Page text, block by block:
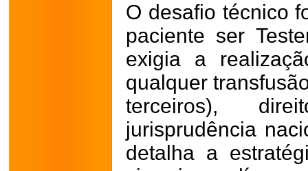
O desafio técnico
paciente ser
exigia a
qualquer
terceiros),
jurisprudência
detalha a